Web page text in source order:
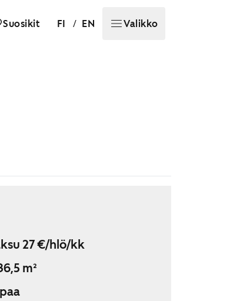
Suosikit FI / EN Valikko
27 €/hlö/kk
m²